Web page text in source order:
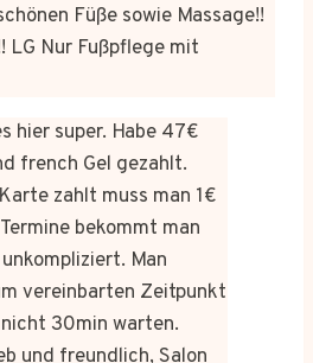
Füße sowie Massage!!
LG Nur Fußpflege mit
hier super. Habe 47€
french Gel gezahlt.
zahlt muss man 1€
bekommt man
Man
vereinbarten Zeitpunkt
30min warten.
und freundlich, Salon